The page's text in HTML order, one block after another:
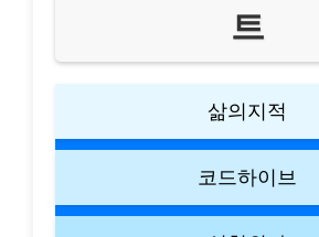
트
삶의지적
코드하이브